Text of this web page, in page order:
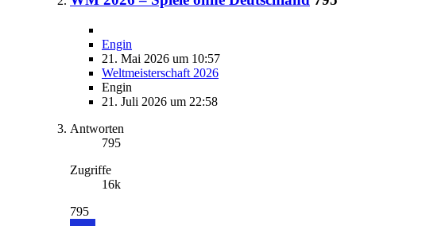
Engin
21. Mai 2026 um 10:57
Weltmeisterschaft 2026
Engin
21. Juli 2026 um 22:58
Antworten
795
Zugriffe
16k
795